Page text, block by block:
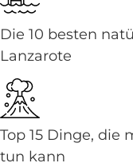
Die 10 besten
Lanzarote
Top 15 Dinge, die
tun kann